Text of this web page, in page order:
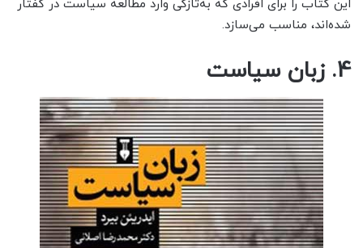
این کتاب را برای افرادی که به‌تازگی وارد مطالعه سیاست در گفتار
شده‌اند، مناسب می‌سازد.
4. زبان سیاست